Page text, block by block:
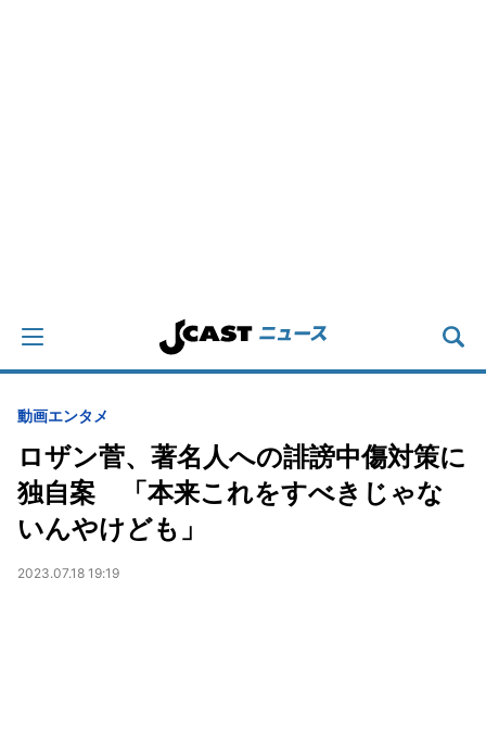
動画エンタメ
ロザン菅、著名人への誹謗中傷対策に
独自案 「本来これをすべきじゃな
いんやけども」
2023.07.18 19:19